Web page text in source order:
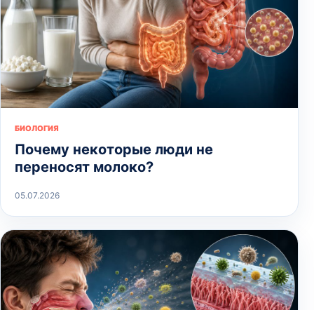
БИОЛОГИЯ
Почему некоторые люди не
переносят молоко?
05.07.2026